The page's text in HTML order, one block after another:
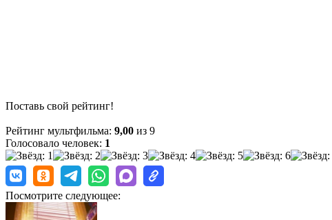
Поставь свой рейтинг!
Рейтинг мультфильма: 9,00 из 9
Голосовало человек: 1
Посмотрите следующее: